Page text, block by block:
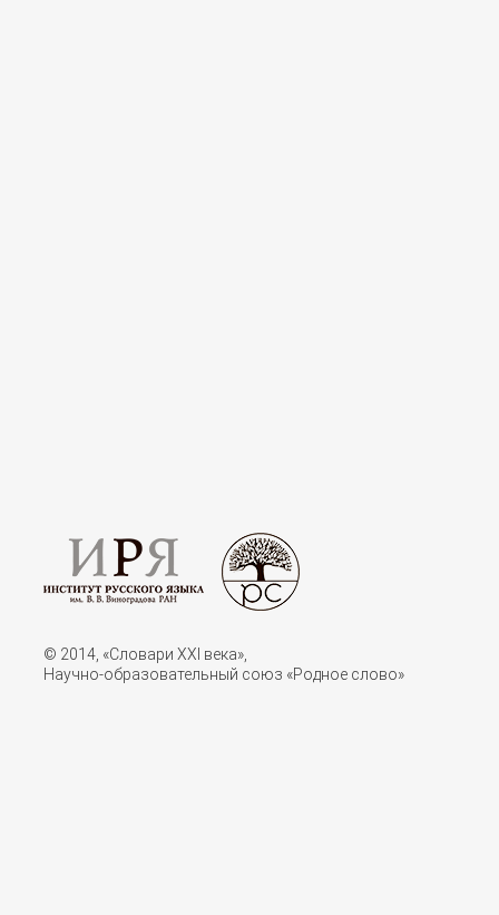
© 2014, «Словари XXI векa»,
Научно-образовательный союз «Родное слово»